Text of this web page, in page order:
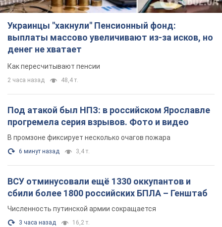
Украинцы "хакнули" Пенсионный фонд:
выплаты массово увеличивают из-за исков, но
денег не хватает
Как пересчитывают пенсии
2 часа назад 48,4 т.
Под атакой был НПЗ: в российском Ярославле
прогремела серия взрывов. Фото и видео
В промзоне фиксирует несколько очагов пожара
6 минут назад 3,4 т.
ВСУ отминусовали ещё 1330 оккупантов и
сбили более 1800 российских БПЛА – Генштаб
Численность путинской армии сокращается
3 часа назад 16,2 т.